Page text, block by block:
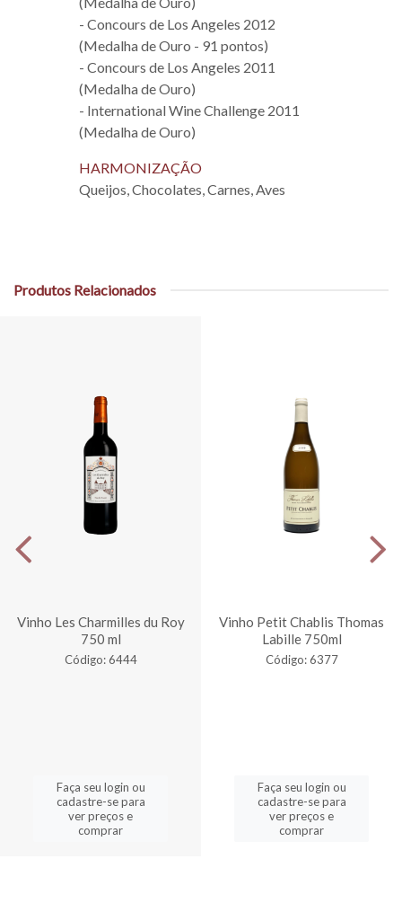
- Concours de Los Angeles 2012
(Medalha de Ouro - 91 pontos)
- Concours de Los Angeles 2011
(Medalha de Ouro)
- International Wine Challenge 2011
(Medalha de Ouro)
HARMONIZAÇÃO
Queijos, Chocolates, Carnes, Aves
Produtos Relacionados
Vinho Les Charmilles du Roy
750 ml
Código: 6444
Faça seu login ou
cadastre-se para
ver preços e
comprar
Vinho Petit Chablis Thomas
Labille 750ml
Código: 6377
Faça seu login ou
cadastre-se para
ver preços e
comprar